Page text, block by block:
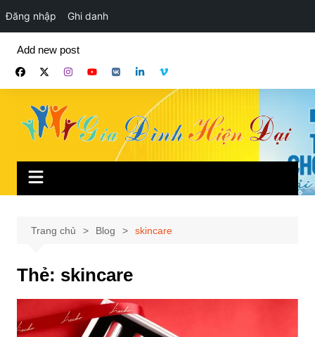
Đăng nhập Ghi danh
phần
Add new post
Trang chủ Blog skincare
Thẻ: skincare